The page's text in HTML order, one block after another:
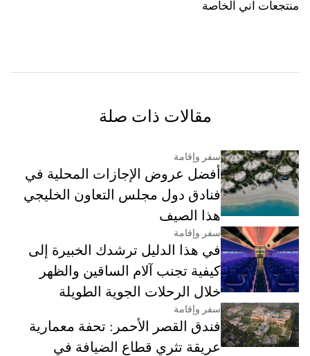
منتجعات آني الخاصة
مقالات ذات صلة
سفر وإقامة
أفضل عروض الإجازات المحلية في
فنادق دول مجلس التعاون الخليجي
هذا الصيف
سفر وإقامة
في هذا الدليل ترشدك الخبيرة إلى
كيفية تجنب آلام الساقين والظهر
خلال الرحلات الجوية الطويلة
سفر وإقامة
فندق القصر الأحمر: تحفة معمارية
عريقة تثري قطاع الضيافة في